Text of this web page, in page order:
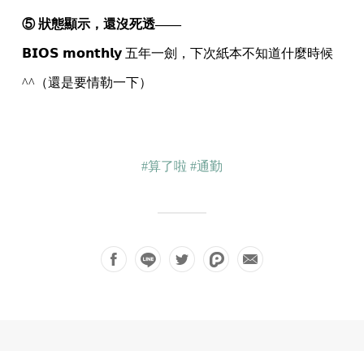
⑤ 狀態顯示，還沒死透——
𝗕𝗜𝗢𝗦 𝗺𝗼𝗻𝘁𝗵𝗹𝘆 五年一劍，下次紙本不知道什麼時候
^^（還是要情勒一下）
#算了啦 #通勤